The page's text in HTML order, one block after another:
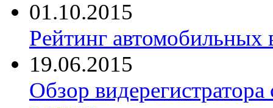
01.10.2015
Рейтинг автомобильных
19.06.2015
Обзор